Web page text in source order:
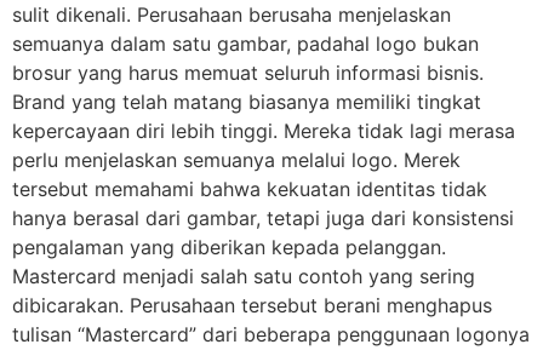
sulit dikenali. Perusahaan berusaha menjelaskan
semuanya dalam satu gambar, padahal logo bukan
brosur yang harus memuat seluruh informasi bisnis.
Brand yang telah matang biasanya memiliki tingkat
kepercayaan diri lebih tinggi. Mereka tidak lagi merasa
perlu menjelaskan semuanya melalui logo. Merek
tersebut memahami bahwa kekuatan identitas tidak
hanya berasal dari gambar, tetapi juga dari konsistensi
pengalaman yang diberikan kepada pelanggan.
Mastercard menjadi salah satu contoh yang sering
dibicarakan. Perusahaan tersebut berani menghapus
tulisan “Mastercard” dari beberapa penggunaan logonya